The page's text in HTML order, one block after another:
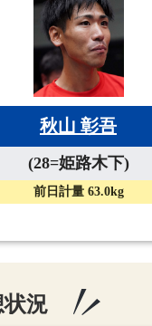
秋山 彰吾
(28=姫路木下)
前日計量 63.0kg
況